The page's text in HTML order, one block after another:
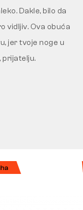
Dakle, bilo da
vidljiv. Ova obuća
jer tvoje noge u
prijatelju.